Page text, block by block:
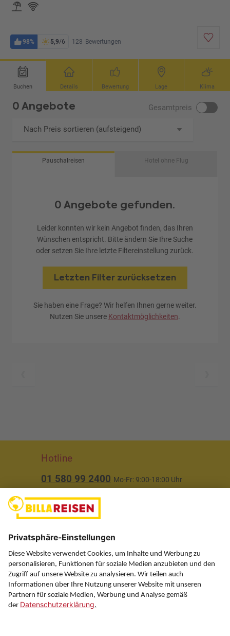
98% 5,9/6 128 Bewertungen
Buchen Details Bewertung Lage Klima
0 Angebote Gesamtpreis
Nach Preis sortieren (aufsteigend)
Pauschalreisen Hotel ohne Flug
0 Angebote gefunden.
Leider konnten wir kein Angebot finden, das Ihren
Wünschen entspricht. Bitte ändern Sie Ihre Suche
oder setzen Sie Ihre letzte Filtereinstellung zurück.
Letzten Filter zurücksetzen
Sie haben eine Frage? Wir helfen Ihnen gerne weiter.
Nutzen Sie unsere Kontaktmöglichkeiten.
Hotline
01 580 99 2400 Mo-Fr: 9:00-18:00 Uhr
Über uns
Service
Information
Folgen Sie uns auf